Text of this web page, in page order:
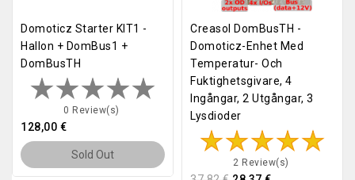
Domoticz Starter KIT1 -
Hallon + DomBus1 +
DomBusTH
0 Review(s)
128,00 €
Sold Out
Creasol DomBusTH -
Domoticz-Enhet Med
Temperatur- Och
Fuktighetsgivare, 4
Ingångar, 2 Utgångar, 3
Lysdioder
2 Review(s)